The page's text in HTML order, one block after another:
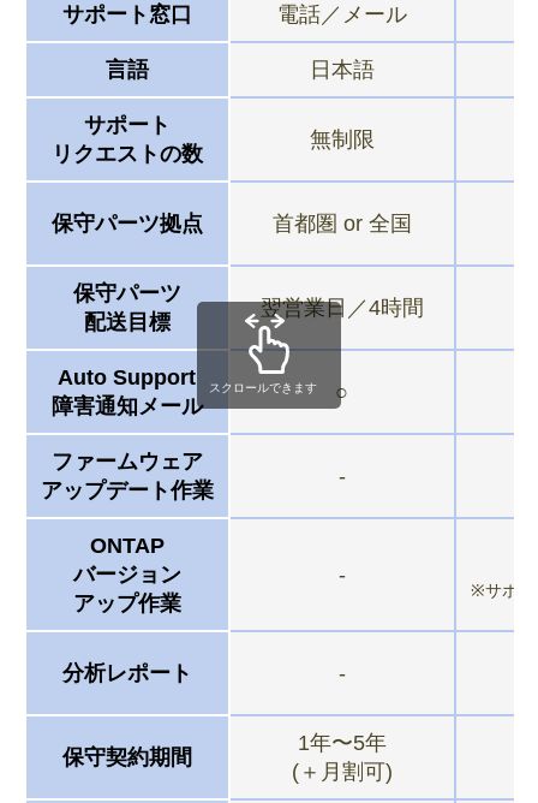
サポート窓口 電話／メール
言語 日本語
サポート
リクエストの数
無制限
保守パーツ拠点 首都圏 or 全国
保守パーツ
配送目標
翌営業日／4時間
Auto Support
障害通知メール
○
ファームウェア
アップデート作業
-
ONTAP
バージョン
アップ作業
-
※サポー
分析レポート -
保守契約期間
1年〜5年
(＋月割可)
スクロールできます